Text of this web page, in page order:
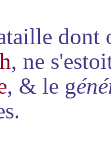
dont
, ne
, & le g